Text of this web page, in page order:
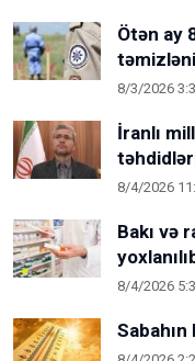
Ötən ay
8/3/2026
İranlı
8/4/2026
Bakı və
8/4/2026
Sabahın